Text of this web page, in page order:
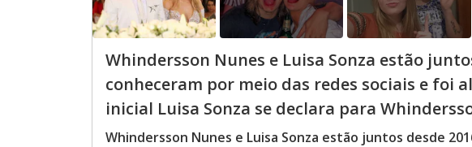
Whindersson Nunes e Luisa Sonza estão
conheceram por meio das redes sociais e foi
inicial Luisa Sonza se declara para
Whindersson Nunes e Luisa Sonza estão juntos desde